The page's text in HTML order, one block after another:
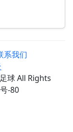
系我们
球 All Rights
-80